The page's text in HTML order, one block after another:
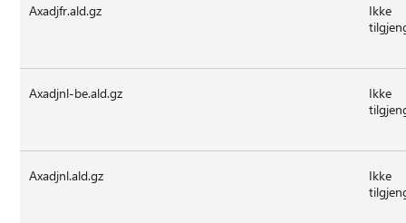
Axadjfr.ald.gz
Ikke
Axadjnl-be.ald.gz
Ikke
Axadjnl.ald.gz
Ikke